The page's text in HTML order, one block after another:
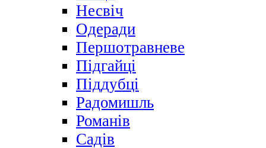
Несвіч
Одеради
Першотравневе
Підгайці
Піддубці
Радомишль
Романів
Садів